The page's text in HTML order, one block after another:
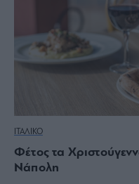
ΙΤΑΛΙΚΟ
Φέτος τα
Νάπολη